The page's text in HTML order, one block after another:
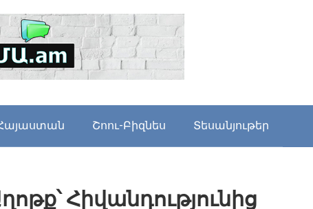
Շոու-Բիզնես Տեսանյութեր
Հիվանդությունից